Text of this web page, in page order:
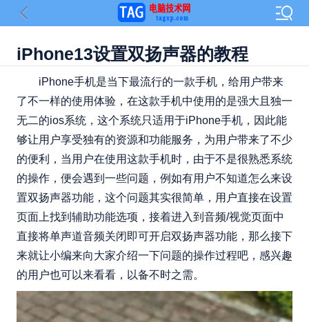
iPhone13设置双扬声器的教程
iPhone手机是当下最流行的一款手机，给用户带来
了不一样的使用体验，在这款手机中使用的是强大且独一
无二的ios系统，这个系统只适用于iPhone手机，因此能
够让用户享受独有的资源和功能服务，为用户带来了不少
的便利，当用户在使用这款手机时，由于不是很熟悉系统
的操作，便会遇到一些问题，例如有用户不知道怎么来设
置双扬声器功能，这个问题其实很简单，用户直接在设置
页面上找到辅助功能选项，接着进入到音频/视觉页面中
直接将单声道音频关闭即可开启双扬声器功能，那么接下
来就让小编来向大家介绍一下问题的操作过程吧，感兴趣
的用户也可以来看看，以备不时之需。